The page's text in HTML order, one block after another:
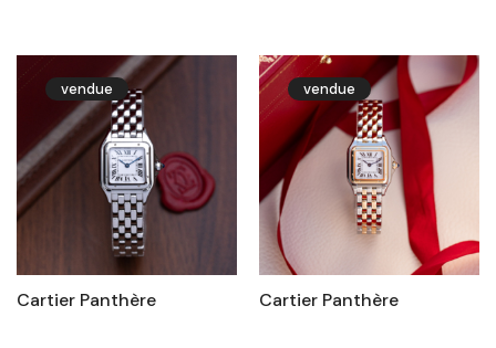
vendue
Cartier Panthère
vendue
Cartier Panthère